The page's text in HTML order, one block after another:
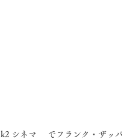
k2 シネマ　 でフランク・ザッ